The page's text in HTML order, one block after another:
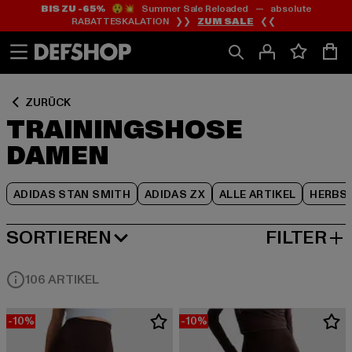
Zum
Inhalt
springen
Zum
Fußzeile
springen
BIS ZU -65%😲💥 Summer Sale Reloaded — absolute
RABATTESKALATION ❯❯ ZUM SALE ❮❮
ZURÜCK
TRAININGSHOSE
DAMEN
ADIDAS STAN SMITH ADIDAS ZX ALLE ARTIKEL
Zum
Produktraster
springen
SORTIEREN
BELIEBTESTE FILTER
106 ARTIKEL
-10% -10%